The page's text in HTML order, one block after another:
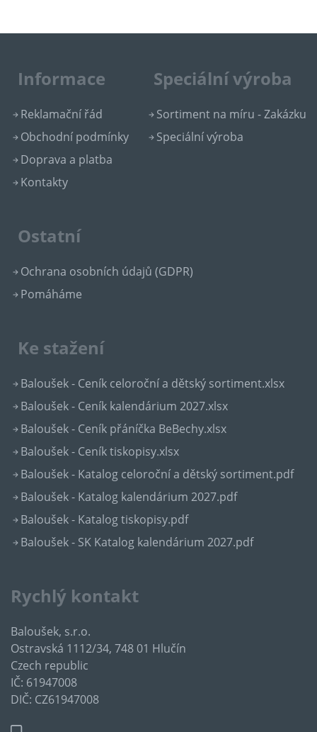
Informace
Reklamační řád
Obchodní podmínky
Doprava a platba
Kontakty
Speciální výroba
Sortiment na míru - Zakázku
Speciální výroba
Ostatní
Ochrana osobních údajů (GDPR)
Pomáháme
Ke stažení
Baloušek - Ceník celoroční a dětský sortiment.xlsx
Baloušek - Ceník kalendárium 2027.xlsx
Baloušek - Ceník přáníčka BeBechy.xlsx
Baloušek - Ceník tiskopisy.xlsx
Baloušek - Katalog celoroční a dětský sortiment.pdf
Baloušek - Katalog kalendárium 2027.pdf
Baloušek - Katalog tiskopisy.pdf
Baloušek - SK Katalog kalendárium 2027.pdf
Rychlý kontakt
Baloušek, s.r.o.
Ostravská 1112/34, 748 01 Hlučín
Czech republic
IČ: 61947008
DIČ: CZ61947008